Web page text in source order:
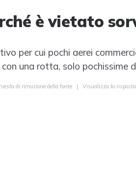
è vietato
per cui pochi aerei
una rotta, solo pochissime
di rimozione della fonte | Visualizza la